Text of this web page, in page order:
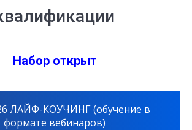
Набор открыт
ЛАЙФ-КОУЧИНГ (обучение в
формате вебинаров)